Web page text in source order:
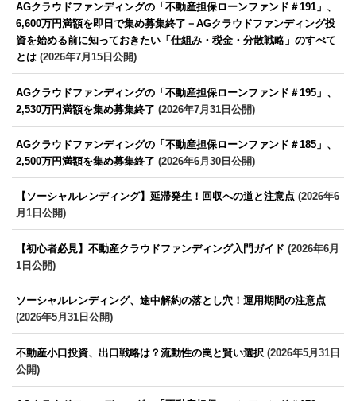
AGクラウドファンディングの「不動産担保ローンファンド＃191」、
6,600万円満額を即日で集め募集終了－AGクラウドファンディング投
資を始める前に知っておきたい「仕組み・税金・分散戦略」のすべて
とは (2026年7月15日公開)
AGクラウドファンディングの「不動産担保ローンファンド＃195」、
2,530万円満額を集め募集終了 (2026年7月31日公開)
AGクラウドファンディングの「不動産担保ローンファンド＃185」、
2,500万円満額を集め募集終了 (2026年6月30日公開)
【ソーシャルレンディング】延滞発生！回収への道と注意点 (2026年6
月1日公開)
【初心者必見】不動産クラウドファンディング入門ガイド (2026年6月
1日公開)
ソーシャルレンディング、途中解約の落とし穴！運用期間の注意点
(2026年5月31日公開)
不動産小口投資、出口戦略は？流動性の罠と賢い選択 (2026年5月31日
公開)